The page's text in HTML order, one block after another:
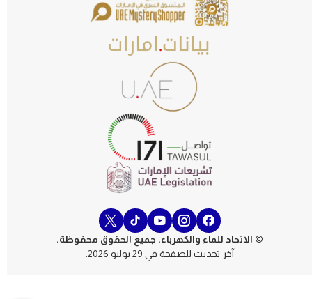
© الاتحاد للماء والكهرباء. جميع الحقوق محفوظة.
آخر تحديث للصفحة في 29 يوليو 2026.